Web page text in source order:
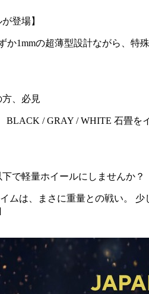
登場】
か1mmの超薄型設計ながら
、必見
BLACK / GRAY / WHITE 石畳
で軽量ホイールにしませんか？
ムは、まさに重量との戦い。